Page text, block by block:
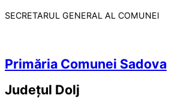
SECRETARUL GENERAL AL COMUNEI
Primăria Comunei Sadova
Județul Dolj